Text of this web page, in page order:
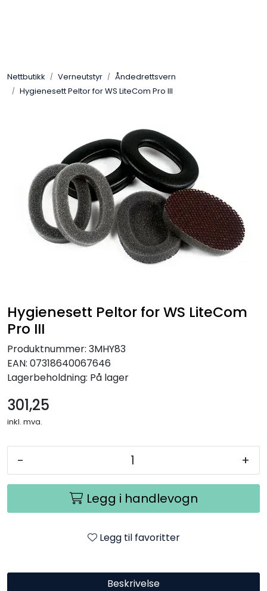
Nettbutikk Verneutstyr
Åndedrettsvern
Hygienesett Peltor for WS LiteCom Pro III
Hygienesett Peltor for WS LiteCom
Pro III
Produktnummer: 3MHY83
EAN: 07318640067646
Lagerbeholdning: På lager
301,25
inkl. mva.
- +
Legg i handlevogn
Legg til favoritter
Beskrivelse
Pakning
Slitasjeteknikk
Verneutstyr
Industriprodukter